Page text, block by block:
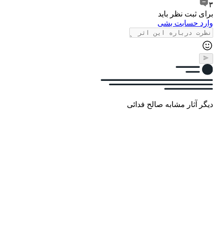
۳
برای ثبت نظر باید
وارد حسابت بشی
دیگر آثار مشابه صالح فدائی